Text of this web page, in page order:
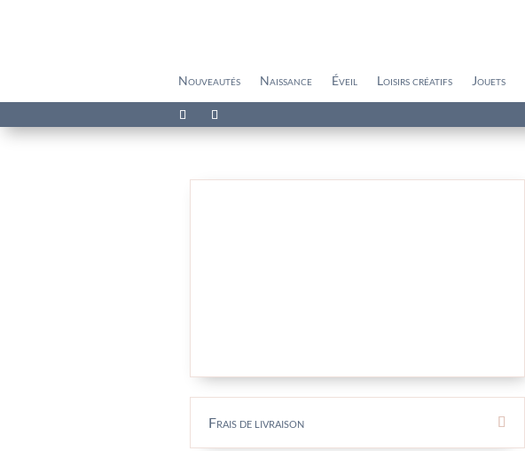
Nouveautés Naissance Éveil Loisirs créatifs Jouets
Frais de livraison